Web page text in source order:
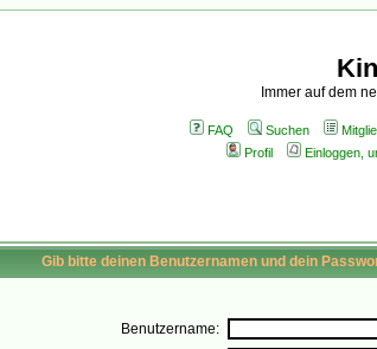
Immer auf dem
FAQ Suchen
Profil
Einloggen,
Gib bitte deinen Benutzernamen und dein
Benutzername: